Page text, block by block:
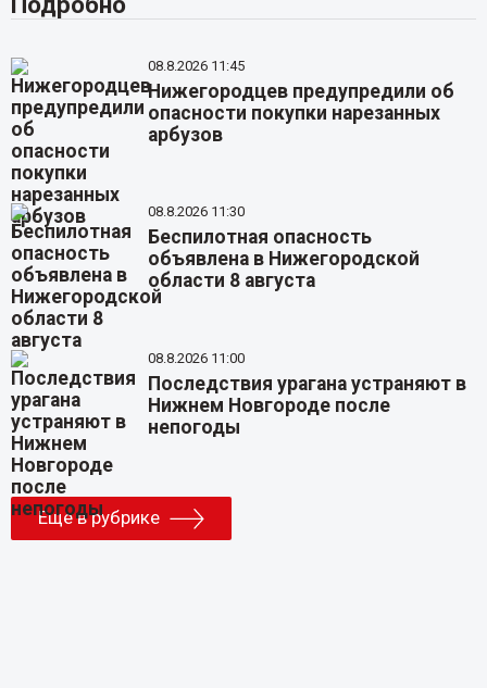
08.8.2026 11:45
Нижегородцев предупредили об
опасности покупки нарезанных
арбузов
08.8.2026 11:30
Беспилотная опасность
объявлена в Нижегородской
области 8 августа
08.8.2026 11:00
Последствия урагана устраняют в
Нижнем Новгороде после
непогоды
Еще в рубрике